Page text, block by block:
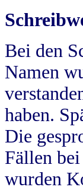
Bei den
Namen
haben.
Die
Fällen
wurden